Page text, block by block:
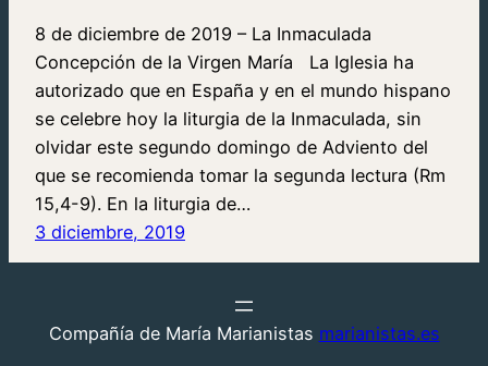
8 de diciembre de 2019 – La Inmaculada
Concepción de la Virgen María La Iglesia ha
autorizado que en España y en el mundo hispano
se celebre hoy la liturgia de la Inmaculada, sin
olvidar este segundo domingo de Adviento del
que se recomienda tomar la segunda lectura (Rm
15,4-9). En la liturgia de…
3 diciembre, 2019
Compañía de María Marianistas marianistas.es